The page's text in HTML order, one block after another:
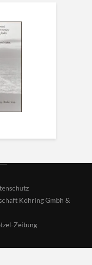
Köhring Gmbh &
Zeitung